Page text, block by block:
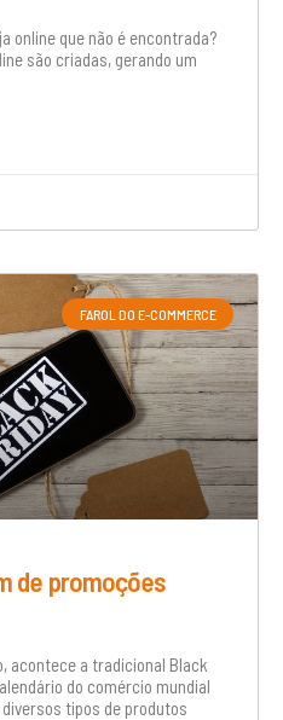
online que não é encontrada?
são criadas, gerando um
FAROL DO E-COMMERCE
de promoções
acontece a tradicional Black
do comércio mundial
tipos de produtos